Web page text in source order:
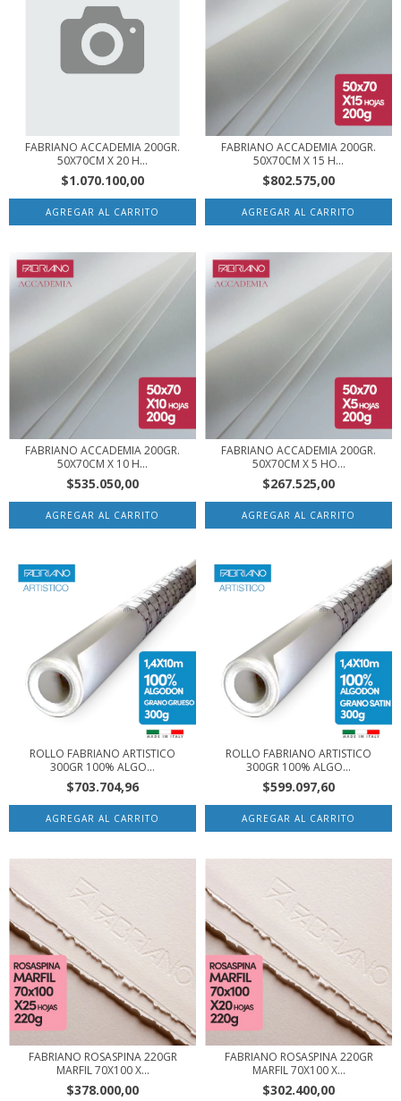
FABRIANO ACCADEMIA 200GR.
50X70CM X 20 H...
$1.070.100,00
FABRIANO ACCADEMIA 200GR.
50X70CM X 15 H...
$802.575,00
FABRIANO ACCADEMIA 200GR.
50X70CM X 10 H...
$535.050,00
FABRIANO ACCADEMIA 200GR.
50X70CM X 5 HO...
$267.525,00
ROLLO FABRIANO ARTISTICO
300GR 100% ALGO...
$703.704,96
ROLLO FABRIANO ARTISTICO
300GR 100% ALGO...
$599.097,60
FABRIANO ROSASPINA 220GR
MARFIL 70X100 X...
$378.000,00
FABRIANO ROSASPINA 220GR
MARFIL 70X100 X...
$302.400,00